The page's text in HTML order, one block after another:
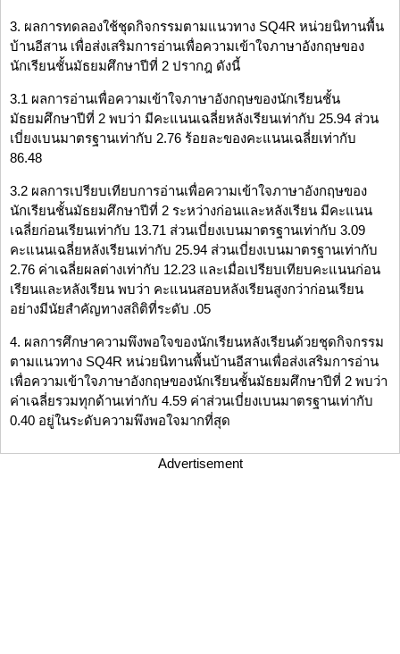
3. ผลการทดลองใช้ชุดกิจกรรมตามแนวทาง SQ4R หน่วยนิทานพื้น
บ้านอีสาน เพื่อส่งเสริมการอ่านเพื่อความเข้าใจภาษาอังกฤษของ
นักเรียนชั้นมัธยมศึกษาปีที่ 2 ปรากฎ ดังนี้
3.1 ผลการอ่านเพื่อความเข้าใจภาษาอังกฤษของนักเรียนชั้น
มัธยมศึกษาปีที่ 2 พบว่า มีคะแนนเฉลี่ยหลังเรียนเท่ากับ 25.94 ส่วน
เบี่ยงเบนมาตรฐานเท่ากับ 2.76 ร้อยละของคะแนนเฉลี่ยเท่ากับ
86.48
3.2 ผลการเปรียบเทียบการอ่านเพื่อความเข้าใจภาษาอังกฤษของ
นักเรียนชั้นมัธยมศึกษาปีที่ 2 ระหว่างก่อนและหลังเรียน มีคะแนน
เฉลี่ยก่อนเรียนเท่ากับ 13.71 ส่วนเบี่ยงเบนมาตรฐานเท่ากับ 3.09
คะแนนเฉลี่ยหลังเรียนเท่ากับ 25.94 ส่วนเบี่ยงเบนมาตรฐานเท่ากับ
2.76 ค่าเฉลี่ยผลต่างเท่ากับ 12.23 และเมื่อเปรียบเทียบคะแนนก่อน
เรียนและหลังเรียน พบว่า คะแนนสอบหลังเรียนสูงกว่าก่อนเรียน
อย่างมีนัยสำคัญทางสถิติที่ระดับ .05
4. ผลการศึกษาความพึงพอใจของนักเรียนหลังเรียนด้วยชุดกิจกรรม
ตามแนวทาง SQ4R หน่วยนิทานพื้นบ้านอีสานเพื่อส่งเสริมการอ่าน
เพื่อความเข้าใจภาษาอังกฤษของนักเรียนชั้นมัธยมศึกษาปีที่ 2 พบว่า
ค่าเฉลี่ยรวมทุกด้านเท่ากับ 4.59 ค่าส่วนเบี่ยงเบนมาตรฐานเท่ากับ
0.40 อยู่ในระดับความพึงพอใจมากที่สุด
Advertisement